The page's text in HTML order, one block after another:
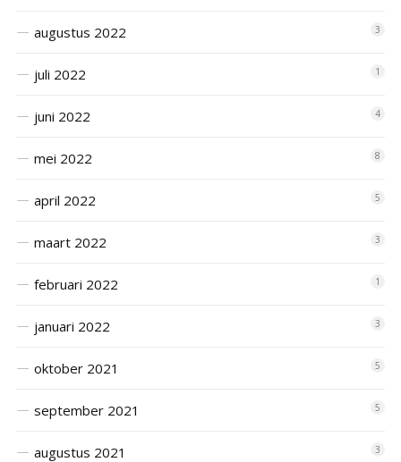
augustus 2022 3
juli 2022 1
juni 2022 4
mei 2022 8
april 2022 5
maart 2022 3
februari 2022 1
januari 2022 3
oktober 2021 5
september 2021 5
augustus 2021 3